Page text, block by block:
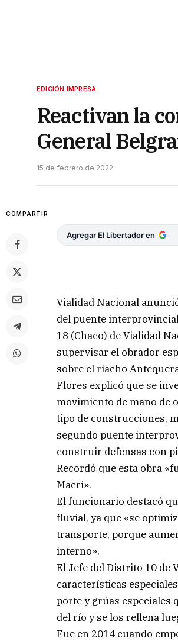
EDICIÓN IMPRESA
Reactivan la
General
15 de febrero de 2022
COMPARTIR
Agregar El Libertador en
Vialidad Nacional
del puente
18 (Chaco) de Vialidad
supervisar el obrador
sobre el riacho
Flores explicó que se
movimiento de mano de
tipo de construcciones,
segundo puente
construir defensas con
Recordó que esta obra
Macri».
El funcionario destacó
fluvial, ya que «se
transporte, porque
interno».
El Jefe del Distrito 10 de
características
porte y grúas especiales
del río y se los rellena
Fue en 2014 cuando